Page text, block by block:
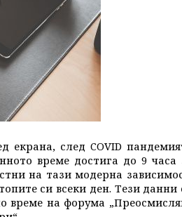
екрана, след COVID
време достига до 9 часа
на тази модерна
си всеки ден. Тези данни
време на форума